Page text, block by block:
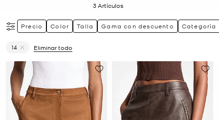
3Artículos
Precio Color Talla Gama con descuento Categoría
14
Eliminar todo